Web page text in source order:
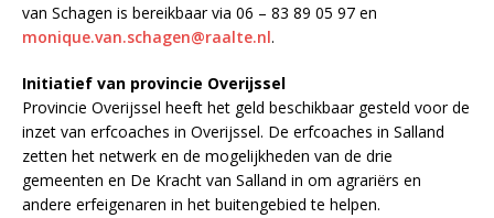
van Schagen is bereikbaar via 06 – 83 89 05 97 en
monique.van.schagen@raalte.nl.
Initiatief van provincie Overijssel
Provincie Overijssel heeft het geld beschikbaar gesteld voor de
inzet van erfcoaches in Overijssel. De erfcoaches in Salland
zetten het netwerk en de mogelijkheden van de drie
gemeenten en De Kracht van Salland in om agrariërs en
andere erfeigenaren in het buitengebied te helpen.